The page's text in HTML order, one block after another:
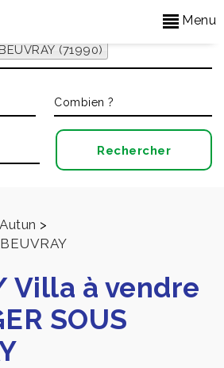
Menu
(71990)
>
Villa à vendre
SOUS